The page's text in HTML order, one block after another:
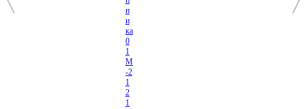
н
и
ка
0
1
М
-2
1
2
1